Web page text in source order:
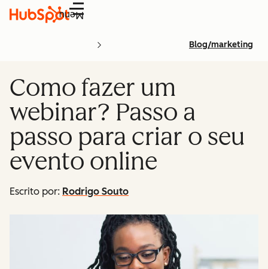
Menu
Blog/marketing
Como fazer um
webinar? Passo a
passo para criar o seu
evento online
Escrito por: Rodrigo Souto